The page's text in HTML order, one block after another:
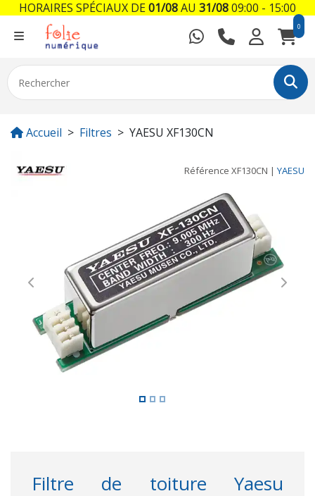
0
Accueil Filtres YAESU XF130CN
Référence XF130CN | YAESU
Previous Next
Filtre de toiture Yaesu
HORAIRES SPÉCIAUX DE01/08AU 31/0809:00 - 15:00